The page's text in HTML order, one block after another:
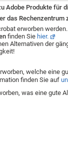
Adobe Produkte für
das Rechenzentrum
erworben werden.
finden Sie hier.
Alternativen der
welche eine
finden Sie auf
was eine gute